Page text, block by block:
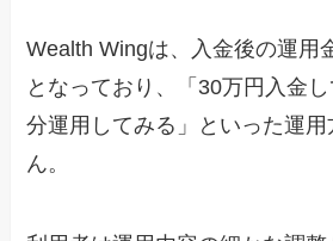
Wealth Wingは、入金後の運用
となっており、「30万円入金
分運用してみる」といった運
ん。